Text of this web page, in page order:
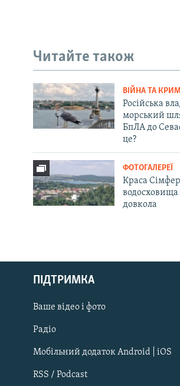
Русский
Qırımtatar
ДОЛУЧАЙСЯ!
Читайте також
ВІЙНА ТА КРИМ
Російська
морський
БпЛА до
це?
ФОТОГАЛЕРЕЇ
Краса
водосховища
довкола
ПІДТРИМКА
Ваше відео і фото
Радіо
Мобільний додаток Android | iOS
RSS / Podcast